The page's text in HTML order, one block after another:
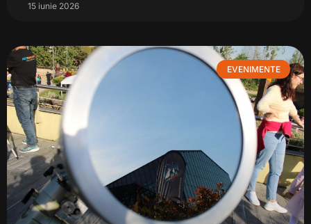
15 iunie 2026
EVENIMENTE